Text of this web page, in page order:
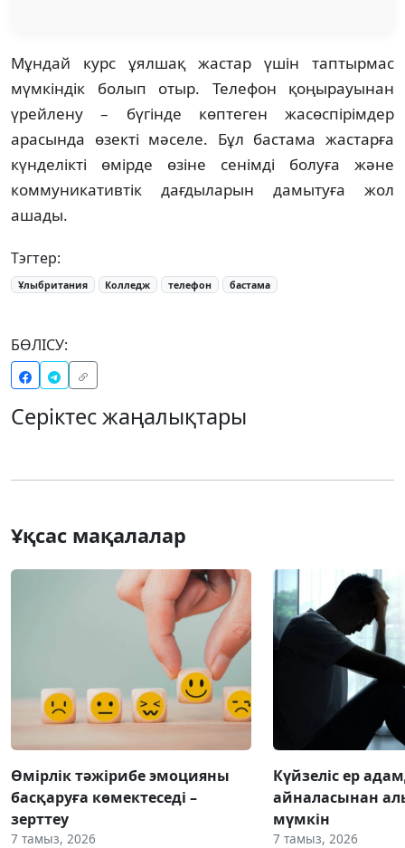
Мұндай курс ұялшақ жастар үшін таптырмас
мүмкіндік болып отыр. Телефон қоңырауынан
үрейлену – бүгінде көптеген жасөспірімдер
арасында өзекті мәселе. Бұл бастама жастарға
күнделікті өмірде өзіне сенімді болуға және
коммуникативтік дағдыларын дамытуға жол
ашады.
Тэгтер:
Ұлыбритания Колледж телефон бастама
БӨЛІСУ:
Серіктес жаңалықтары
Ұқсас мақалалар
Өмірлік тәжірибе эмоцияны
басқаруға көмектеседі –
зерттеу
7 тамыз, 2026
Күйзеліс ер
айналасынан
мүмкін
7 тамыз, 2026